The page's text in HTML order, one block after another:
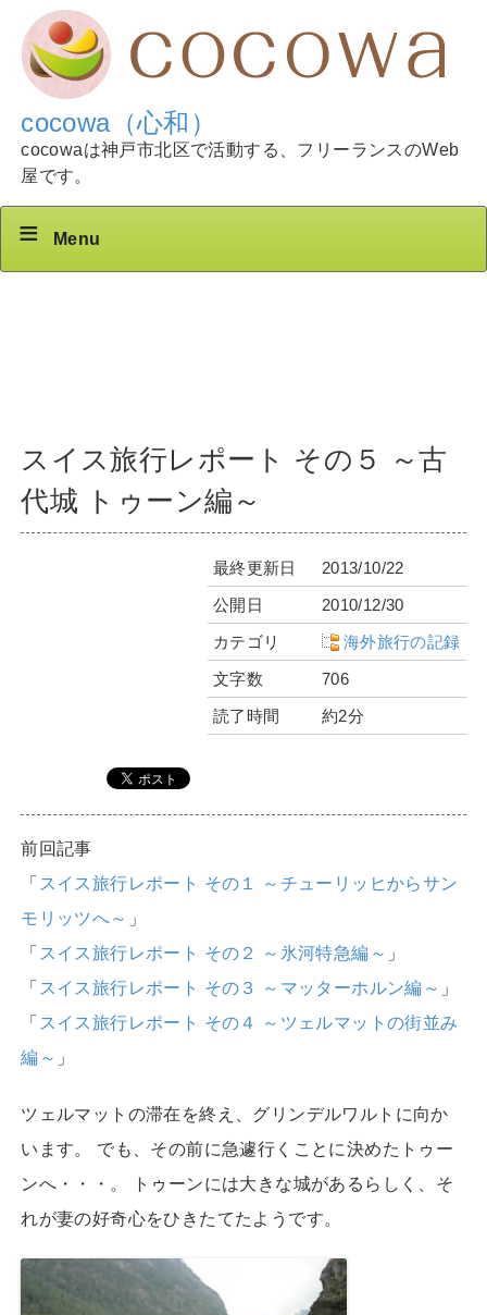
cocowa（心和）
cocowaは神戸市北区で活動する、フリーランスのWeb
屋です。
Menu
スイス旅行レポート その５ ～古
代城 トゥーン編～
最終更新日
2013/10/22
公開日
2010/12/30
カテゴリ
海外旅行の記録
文字数
706
読了時間
約2分
前回記事
「 スイス旅行レポート その１ ～チューリッヒからサン
モリッツへ～ 」
「 スイス旅行レポート その２ ～氷河特急編～ 」
「 スイス旅行レポート その３ ～マッターホルン編～ 」
「 スイス旅行レポート その４ ～ツェルマットの街並み
編～ 」
ツェルマットの滞在を終え、グリンデルワルトに向か
います。 でも、その前に急遽行くことに決めたトゥー
ンへ・・・。 トゥーンには大きな城があるらしく、そ
れが妻の好奇心をひきたてたようです。